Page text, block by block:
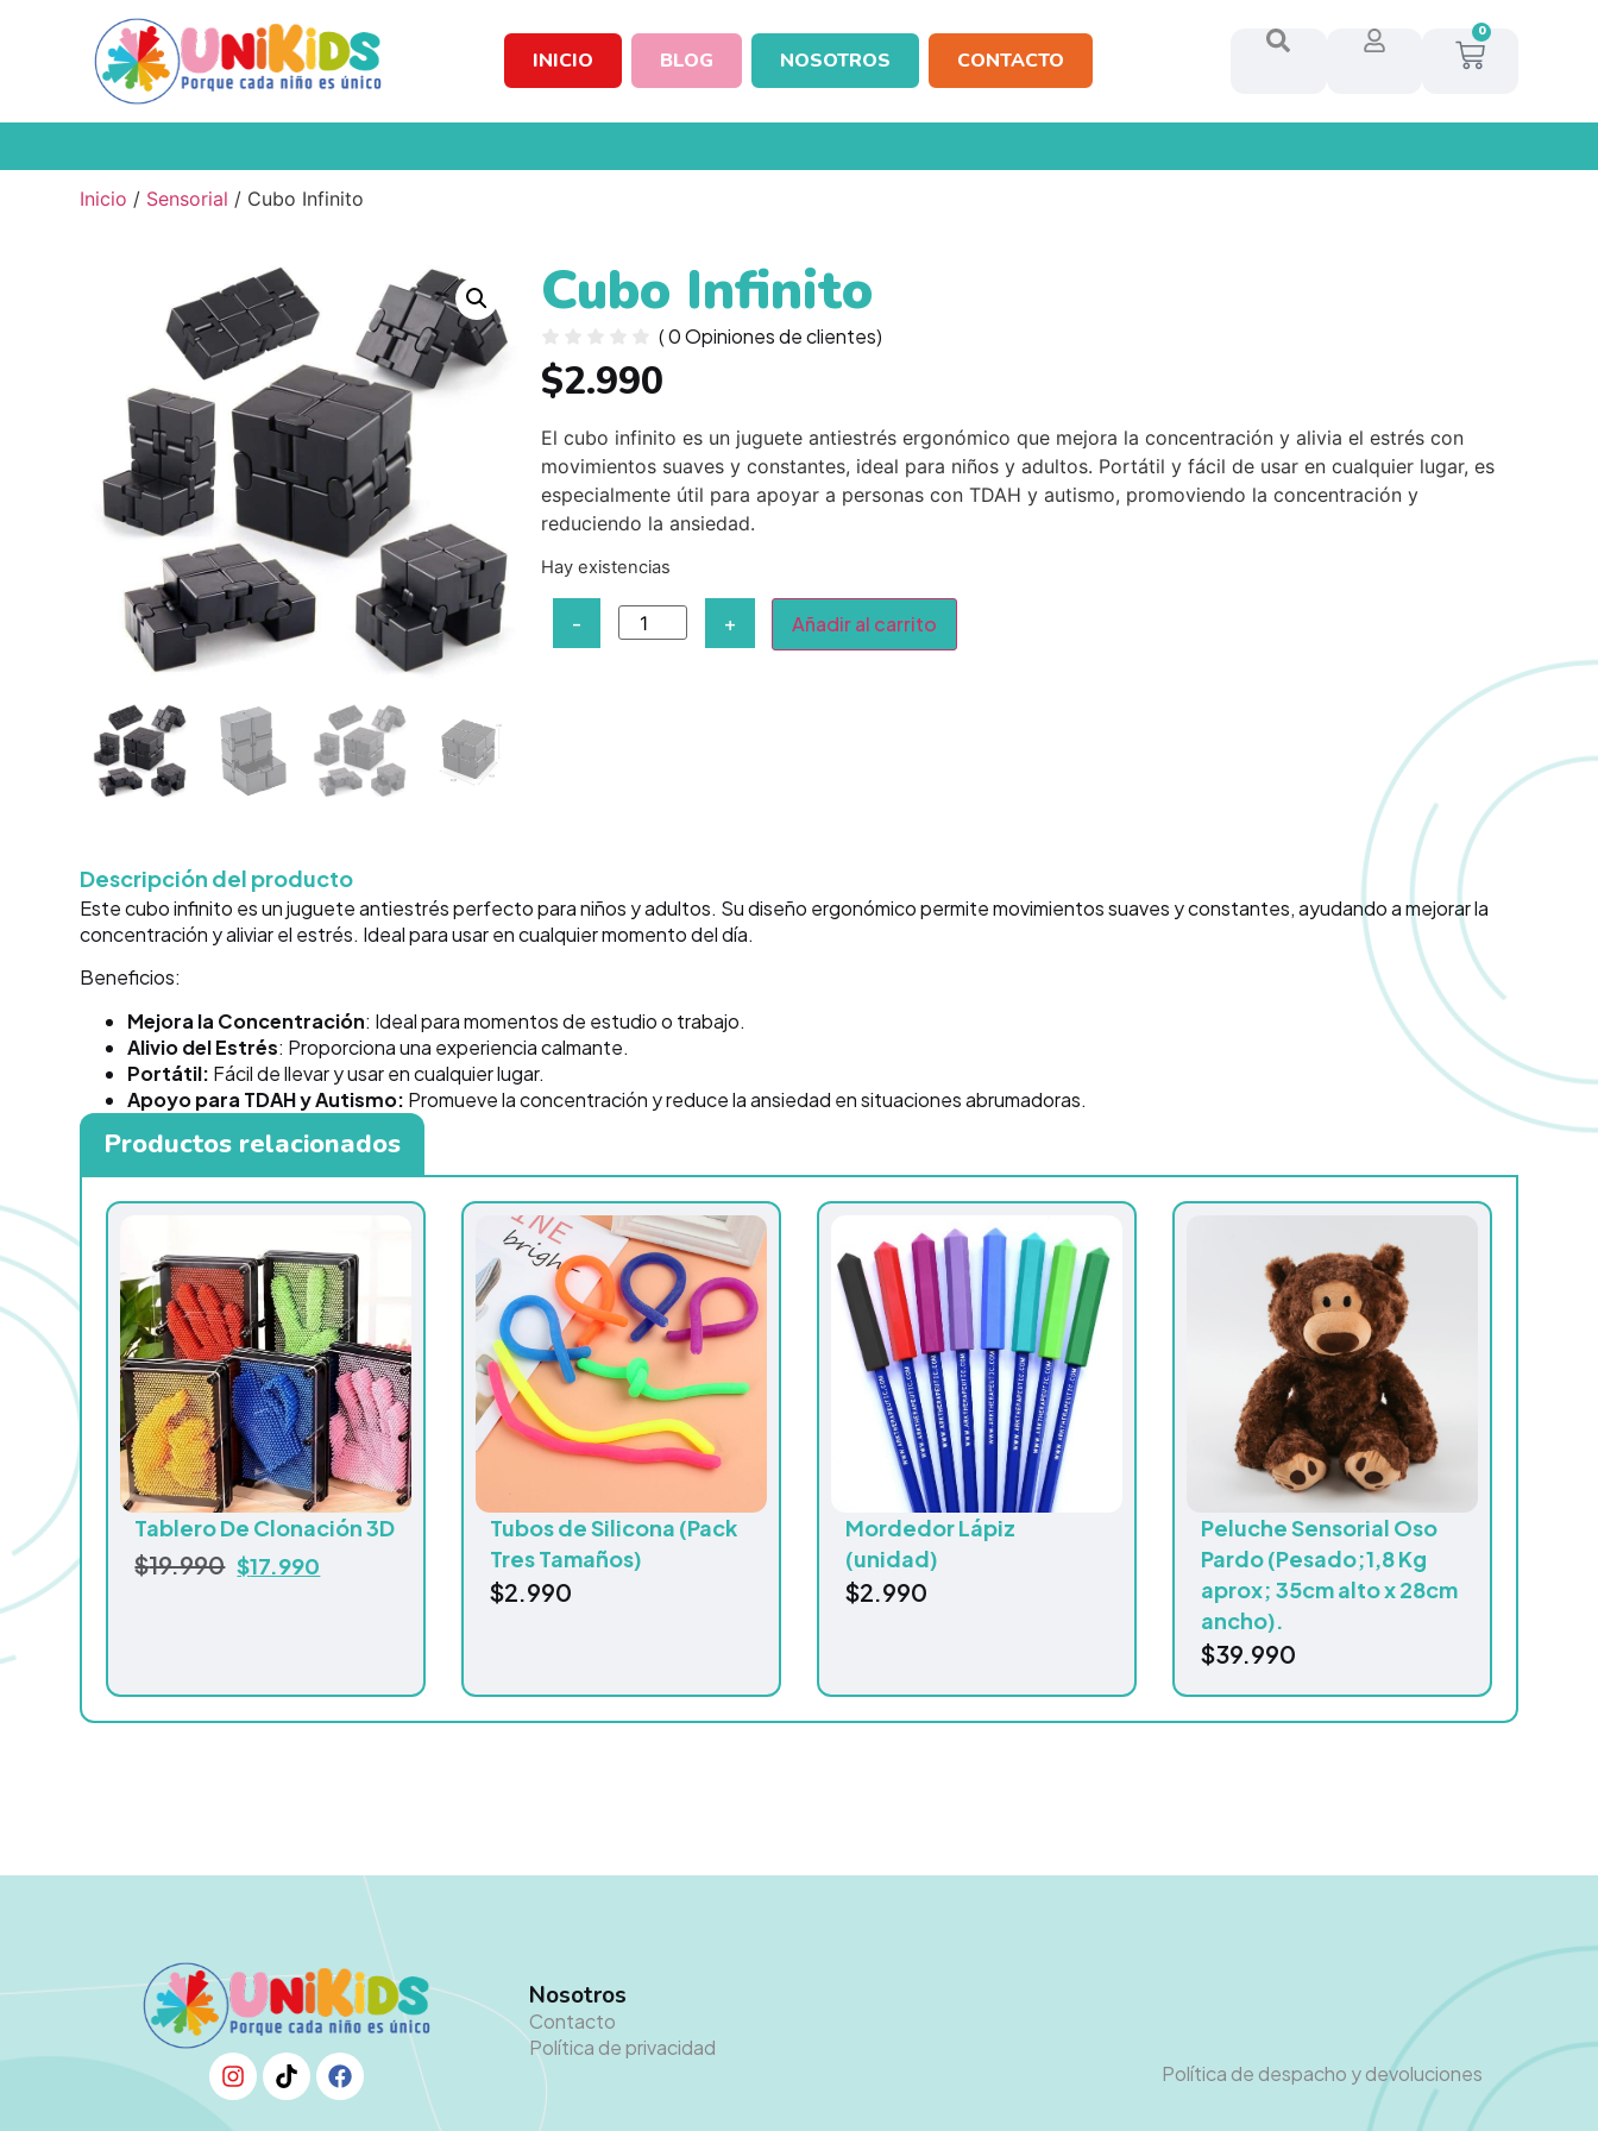
INICIO BLOG NOSOTROS CONTACTO
0
Inicio / Sensorial / Cubo Infinito
Cubo Infinito
(0Opiniones de clientes)
$2.990
El cubo infinito es un juguete antiestrés ergonómico que mejora la concentración y alivia el estrés con
movimientos suaves y constantes, ideal para niños y adultos. Portátil y fácil de usar en cualquier lugar, es
especialmente útil para apoyar a personas con TDAH y autismo, promoviendo la concentración y
reduciendo la ansiedad.
Hay existencias
- + Añadir al carrito
Descripción del producto
Este cubo infinito es un juguete antiestrés perfecto para niños y adultos. Su diseño ergonómico permite movimientos suaves y constantes, ayudando a mejorar la
concentración y aliviar el estrés. Ideal para usar en cualquier momento del día.
Beneficios:
Mejora la Concentración: Ideal para momentos de estudio o trabajo.
Alivio del Estrés: Proporciona una experiencia calmante.
Portátil: Fácil de llevar y usar en cualquier lugar.
Apoyo para TDAH y Autismo: Promueve la concentración y reduce la ansiedad en situaciones abrumadoras.
Productos relacionados
Tablero De Clonación 3D
$19.990 $17.990
Tubos de Silicona (Pack
Tres Tamaños)
$2.990
Mordedor Lápiz
(unidad)
$2.990
Peluche Sensorial Oso
Pardo (Pesado;1,8 Kg
aprox; 35cm alto x 28cm
ancho).
$39.990
Nosotros
Contacto
Política de privacidad
Política de despacho y devoluciones